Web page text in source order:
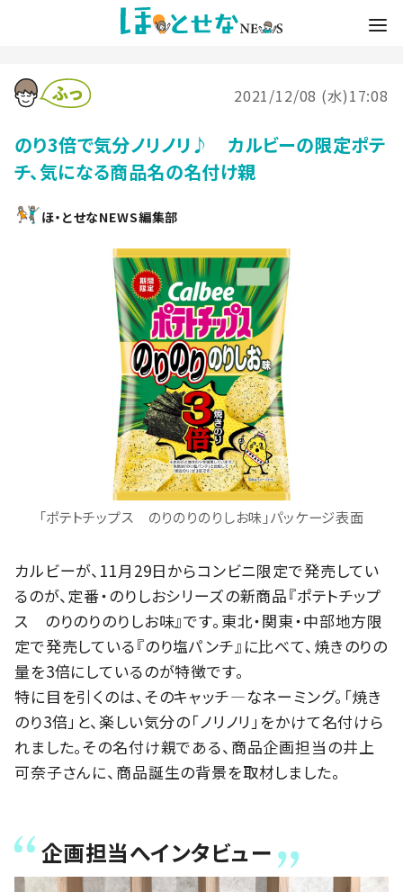
2021/12/08 (水)17:08
のり3倍で気分ノリノリ♪ カルビーの限定ポテ
チ、気になる商品名の名付け親
ほ・とせなNEWS編集部
「ポテトチップス のりのりのりしお味」パッケージ表面
カルビーが、11月29日からコンビニ限定で発売してい
るのが、定番・のりしおシリーズの新商品『ポテトチップ
ス のりのりのりしお味』です。東北・関東・中部地方限
定で発売している『のり塩パンチ』に比べて、焼きのりの
量を3倍にしているのが特徴です。
特に目を引くのは、そのキャッチ―なネーミング。「焼き
のり3倍」と、楽しい気分の「ノリノリ」をかけて名付けら
れました。その名付け親である、商品企画担当の井上
可奈子さんに、商品誕生の背景を取材しました。
企画担当へインタビュー